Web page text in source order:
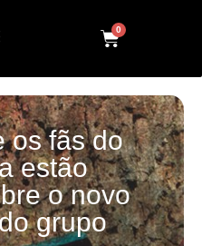
0
os fãs do
estão
o novo
grupo